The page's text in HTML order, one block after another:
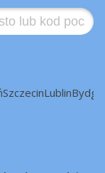
SzczecinLublin